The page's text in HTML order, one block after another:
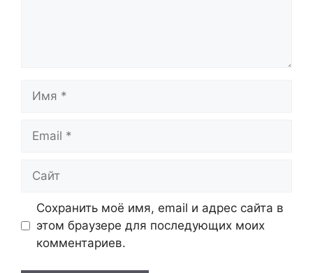
Имя
Email
Сайт
Сохранить моё имя, email и адрес сайта в
этом браузере для последующих моих
комментариев.